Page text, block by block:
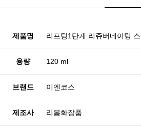
제품명 리프팅1단계 리쥬버네이팅
용량 120 ml
브랜드 이엔코스
제조사 리봄화장품